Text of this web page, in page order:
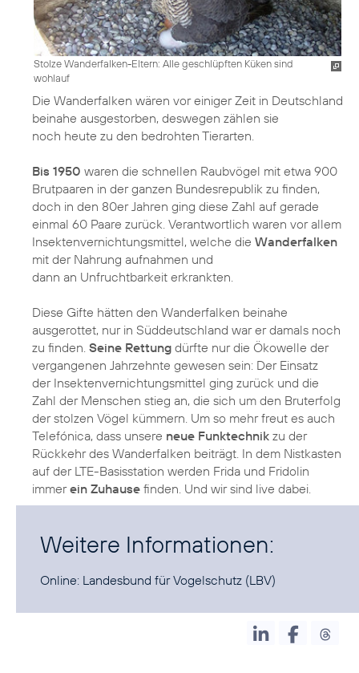
Stolze Wanderfalken-Eltern: Alle geschlüpften Küken sind
wohlauf
Die Wanderfalken wären vor einiger Zeit in Deutschland
beinahe ausgestorben, deswegen zählen sie
noch heute zu den bedrohten Tierarten.
Bis 1950 waren die schnellen Raubvögel mit etwa 900
Brutpaaren in der ganzen Bundesrepublik zu finden,
doch in den 80er Jahren ging diese Zahl auf gerade
einmal 60 Paare zurück. Verantwortlich waren vor allem
Insektenvernichtungsmittel, welche die Wanderfalken
mit der Nahrung aufnahmen und
dann an Unfruchtbarkeit erkrankten.
Diese Gifte hätten den Wanderfalken beinahe
ausgerottet, nur in Süddeutschland war er damals noch
zu finden. Seine Rettung dürfte nur die Ökowelle der
vergangenen Jahrzehnte gewesen sein: Der Einsatz
der Insektenvernichtungsmittel ging zurück und die
Zahl der Menschen stieg an, die sich um den Bruterfolg
der stolzen Vögel kümmern. Um so mehr freut es auch
Telefónica, dass unsere neue Funktechnik zu der
Rückkehr des Wanderfalken beiträgt. In dem Nistkasten
auf der LTE-Basisstation werden Frida und Fridolin
immerein Zuhause finden. Und wir sind live dabei.
Weitere Informationen:
Online: Landesbund für Vogelschutz (LBV)